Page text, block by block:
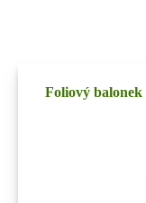
Foliový balonek